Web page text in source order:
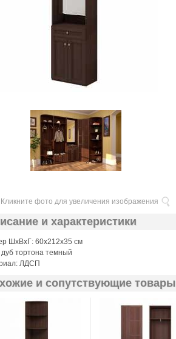
Кликните фото для увеличения изображения
и характеристики
ШхВхГ: 60х212х35 см
дуб тортона темный
ЛДСП
и сопутствующие товары